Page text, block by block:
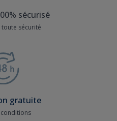
sécurisé
toute sécurité
gratuite